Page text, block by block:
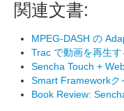
関連文書:
MPEG-DASH の
Trac で動画を再生す
Sencha Touch +
Smart Frameworkク
Book Review: